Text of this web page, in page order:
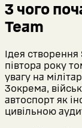
З чого
Team
Ідея
півтора року
увагу на
Зокрема,
автоспорт як
цивільною